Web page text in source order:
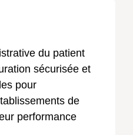
du patient
sécurisée et
pour
de
performance